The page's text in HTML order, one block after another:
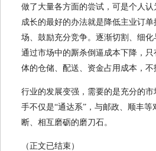
做了大量各方面的尝试，可是个人
成长的最好的办法就是降低主业订
场、鼓励充分竞争。逐渐切割、细化
通过市场中的厮杀倒逼成本下降，
体的仓储、配送、资金占用成本，不
行业的发展变强，需要的是充分的
手不仅是“通达系”，与邮政、顺丰
断、相互磨砺的磨刀石。
（正文已结束）